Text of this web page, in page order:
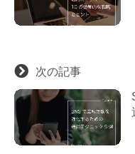
次の記事